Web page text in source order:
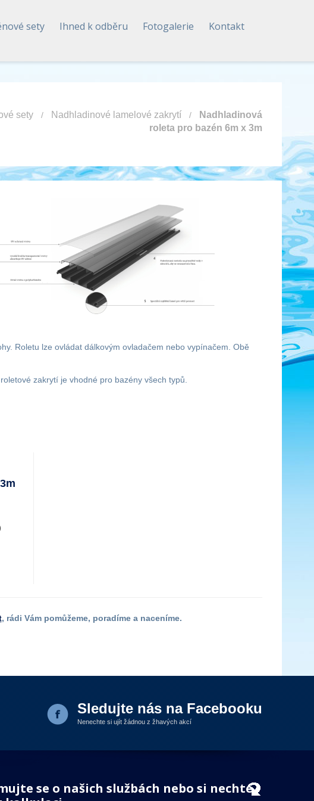
sety Ihned k odběru Fotogalerie Kontakt
sety Nadhladinové lamelové zakrytí
Nadhladinová
roleta pro bazén 6m x 3m
Roletu lze ovládat dálkovým ovladačem nebo vypínačem. Obě
zakrytí je vhodné pro bazény všech typů.
, rádi Vám pomůžeme, poradíme a naceníme.
Sledujte nás na Facebooku
Nenechte si ujít žádnou z žhavých akcí
se o našich službách nebo si nechte